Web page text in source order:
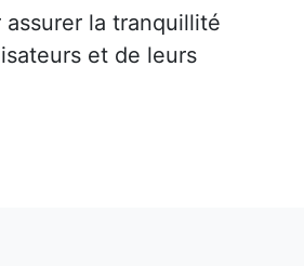
la tranquillité
et de leurs